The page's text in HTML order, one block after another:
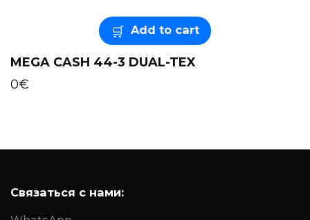
Add to cart
MEGA CASH 44-3 DUAL-TEX
0€
Связаться с нами: